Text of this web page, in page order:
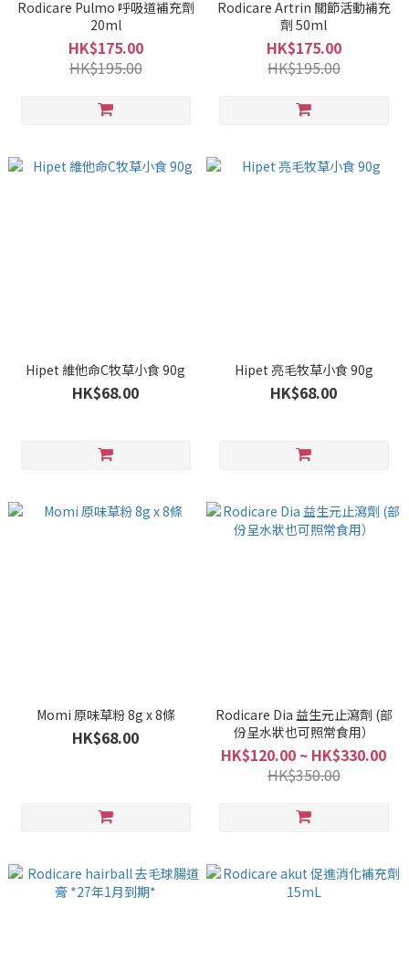
Rodicare Pulmo 呼吸道補充劑
20ml
HK$175.00
HK$195.00
Rodicare Artrin 關節活動補充
劑 50ml
HK$175.00
HK$195.00
Hipet 維他命C牧草小食 90g
HK$68.00
Hipet 亮毛牧草小食 90g
HK$68.00
Momi 原味草粉 8g x 8條
HK$68.00
Rodicare Dia 益生元止瀉劑 (部
份呈水狀也可照常食用）
HK$120.00 ~ HK$330.00
HK$350.00